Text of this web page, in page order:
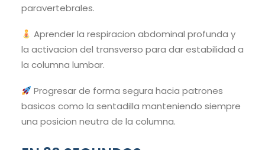
paravertebrales.
Aprender la respiracion abdominal profunda y
la activacion del transverso para dar estabilidad a
la columna lumbar.
Progresar de forma segura hacia patrones
basicos como la sentadilla manteniendo siempre
una posicion neutra de la columna.